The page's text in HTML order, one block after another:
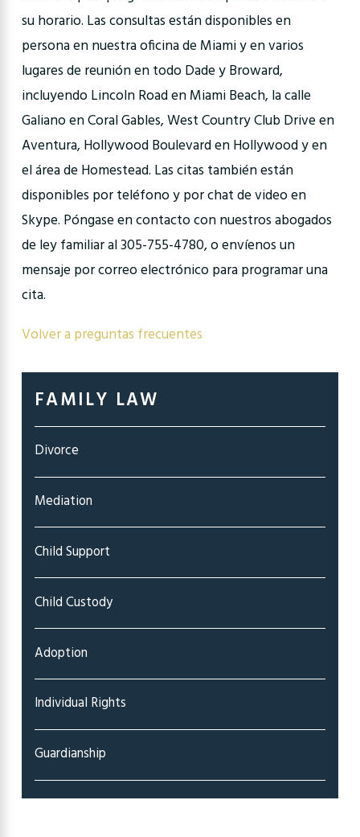
su horario. Las consultas están disponibles en
persona en nuestra oficina de Miami y en varios
lugares de reunión en todo Dade y Broward,
incluyendo Lincoln Road en Miami Beach, la calle
Galiano en Coral Gables, West Country Club Drive en
Aventura, Hollywood Boulevard en Hollywood y en
el área de Homestead. Las citas también están
disponibles por teléfono y por chat de video en
Skype. Póngase en contacto con nuestros abogados
de ley familiar al 305-755-4780, o envíenos un
mensaje por correo electrónico para programar una
cita.
Volver a preguntas frecuentes
FAMILY LAW
Divorce
Mediation
Child Support
Child Custody
Adoption
Individual Rights
Guardianship